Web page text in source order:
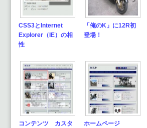
CSS3とInternet
Explorer（IE）の相
性
「俺のK」に12R初
登場！
コンテンツ カスタ
ホームページ